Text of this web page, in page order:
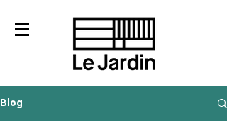
Blog